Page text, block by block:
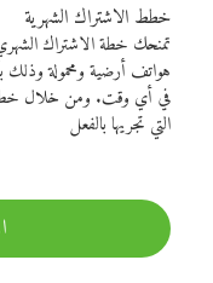
خطط الاشتراك الشهرية
تمنحك خطة الاشتراك الشهري
هواتف أرضية ومحمولة
في أي وقت. ومن خلال خطة
التي تجريها بالفعل